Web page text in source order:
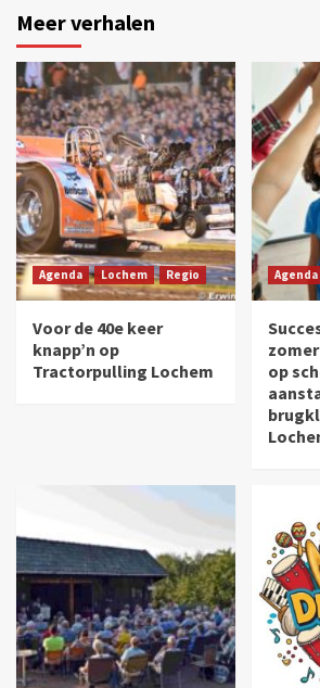
Meer verhalen
Agenda Lochem Regio
Voor de 40e keer
knapp’n op
Tractorpulling Lochem
Agenda
op